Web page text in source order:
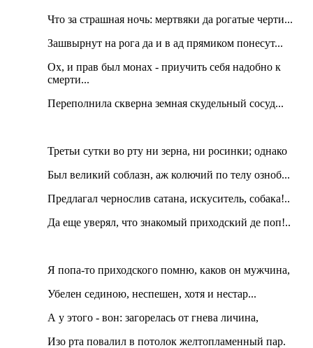
Что за страшная ночь: мертвяки да рогатые черти...
Зашвырнут на рога да и в ад прямиком понесут...
Ох, и прав был монах - приучить себя надобно к
смерти...
Переполнила скверна земная скудельный сосуд...
Третьи сутки во рту ни зерна, ни росинки; однако
Был великий соблазн, аж колючий по телу озноб...
Предлагал чернослив сатана, искуситель, собака!..
Да еще уверял, что знакомый приходский де поп!..
Я попа-то приходского помню, каков он мужчина,
Убелен сединою, неспешен, хотя и нестар...
А у этого - вон: загорелась от гнева личина,
Изо рта повалил в потолок желтопламенный пар.